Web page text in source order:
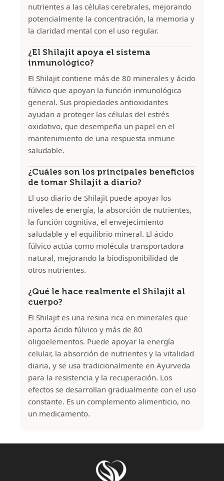
nutrientes a las células cerebrales, mejorando
potencialmente la concentración, la memoria y
la claridad mental con el uso regular.
¿El Shilajit apoya el sistema
inmunológico?
El Shilajit contiene más de 80 minerales y ácido
fúlvico que apoyan la función inmunológica
general. Sus propiedades antioxidantes
ayudan a proteger las células del estrés
oxidativo, que desempeña un papel en el
mantenimiento de una respuesta inmune
saludable.
¿Cuáles son los principales beneficios
de tomar Shilajit a diario?
El uso diario de Shilajit puede apoyar los
niveles de energía, la absorción de nutrientes,
la función cognitiva, el envejecimiento
saludable y el equilibrio mineral. El ácido
fúlvico actúa como molécula transportadora
natural, mejorando la biodisponibilidad de
otros nutrientes.
¿Qué le hace realmente el Shilajit al
cuerpo?
El Shilajit es una resina rica en minerales que
aporta ácido fúlvico y más de 80
oligoelementos. Puede apoyar la energía
celular, la absorción de nutrientes y la vitalidad
diaria, y se usa tradicionalmente en Ayurveda
para la resistencia y la recuperación. Los
efectos se desarrollan gradualmente con el uso
constante. Es un complemento alimenticio, no
un medicamento.